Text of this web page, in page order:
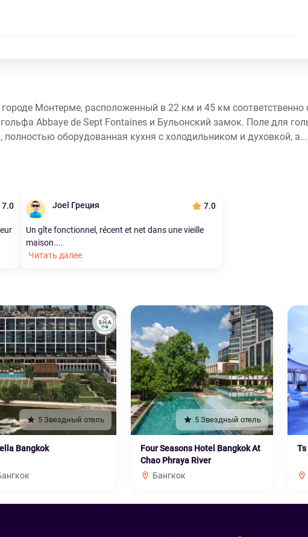
Монтерме, расположенный в 22 км и 45 км соответственно
Abbaye de Sept Fontaines и Бульонский замок. Поле для
оборудованная кухня с холодильником и духовкой, а...
7.0 Joel Греция 7.0
Un gîte fonctionnel, récent et net dans une vieille
maison....
Читать далее
5 Звездный отель
Bangkok
5 Звездный отель
Four Seasons Hotel Bangkok At
Chao Phraya River
Бангкок